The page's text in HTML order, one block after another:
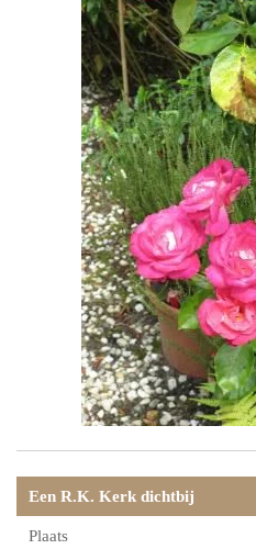
Een R.K. Kerk dichtbij
Plaats